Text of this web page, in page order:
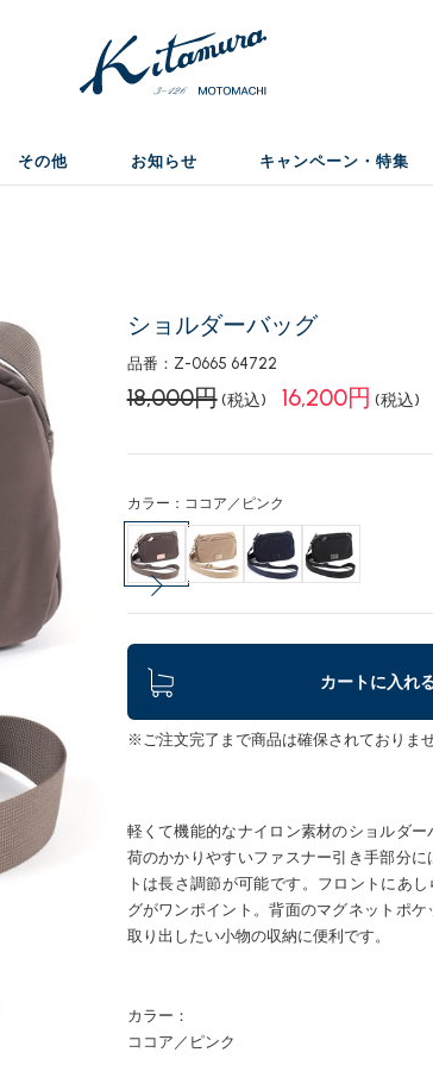
その他 お知らせ キャンペーン・特集
ショルダーバッグ
品番：Z-0665 64722
18,000円 (税込) 16,200円 (税込)
カラー：ココア／ピンク
カートに入れ
※ご注文完了まで商品は確保されておりませ
軽くて機能的なナイロン素材のショルダ
荷のかかりやすいファスナー引き手部分
トは長さ調節が可能です。フロントにあ
グがワンポイント。背面のマグネットポ
取り出したい小物の収納に便利です。
カラー：
ココア／ピンク